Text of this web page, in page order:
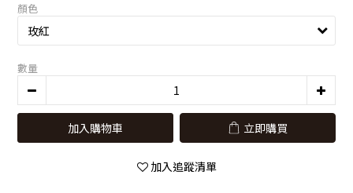
顏色
數量
加入購物車 立即購買
加入追蹤清單